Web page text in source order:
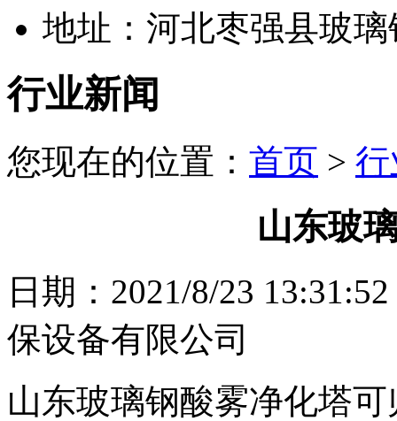
地址：河北枣强县玻
行业新闻
您现在的位置： 首页 >
山东玻
日期：2021/8/23
保设备有限公司
山东玻璃钢酸雾净化塔